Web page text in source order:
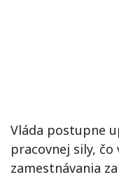
Vláda postupne
pracovnej sily,
zamestnávania